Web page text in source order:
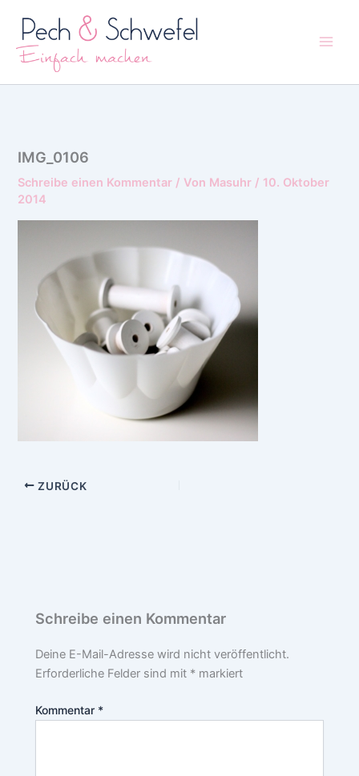
Inhalt
springen
IMG_0106
Schreibe einen Kommentar / Von Masuhr / 10. Oktober
2014
ZURÜCK
Schreibe einen Kommentar
Deine E-Mail-Adresse wird nicht veröffentlicht.
Erforderliche Felder sind mit * markiert
Kommentar *